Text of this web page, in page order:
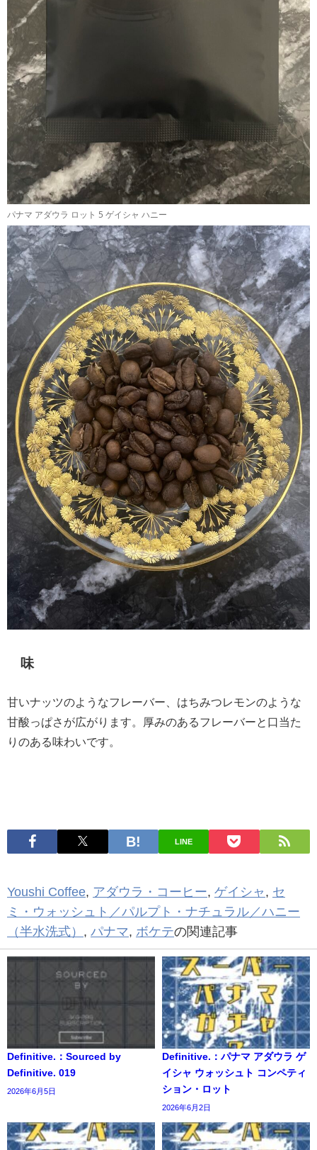
パナマ アダウラ ロット 5 ゲイシャ ハニー
味
甘いナッツのようなフレーバー、はちみつレモンのような
甘酸っぱさが広がります。厚みのあるフレーバーと口当た
りのある味わいです。
LINE
Youshi Coffee, アダウラ・コーヒー, ゲイシャ , セ
ミ・ウォッシュト／パルプト・ナチュラル／ハニー
（半水洗式） , パナマ, ボケテの関連記事
Definitive.：Sourced by
Definitive. 019
2026年6月5日
Definitive.：パナマ アダウラ ゲ
イシャ ウォッシュト コンペティ
ション・ロット
2026年6月2日